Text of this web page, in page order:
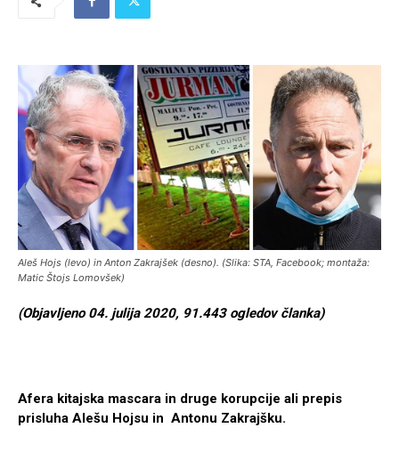
Aleš Hojs (levo) in Anton Zakrajšek (desno). (Slika: STA, Facebook; montaža:
Matic Štojs Lomovšek)
(Objavljeno 04. julija 2020, 91.443 ogledov članka)
Afera kitajska mascara in druge korupcije ali prepis
prisluha Alešu Hojsu in Antonu Zakrajšku.